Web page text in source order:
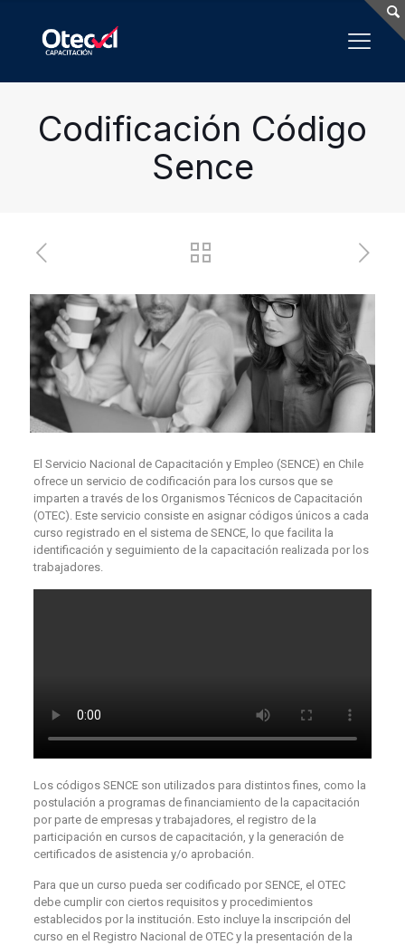
Codificación Código
Sence
El Servicio Nacional de Capacitación y Empleo (SENCE) en Chile
ofrece un servicio de codificación para los cursos que se
imparten a través de los Organismos Técnicos de Capacitación
(OTEC). Este servicio consiste en asignar códigos únicos a cada
curso registrado en el sistema de SENCE, lo que facilita la
identificación y seguimiento de la capacitación realizada por los
trabajadores.
Los códigos SENCE son utilizados para distintos fines, como la
postulación a programas de financiamiento de la capacitación
por parte de empresas y trabajadores, el registro de la
participación en cursos de capacitación, y la generación de
certificados de asistencia y/o aprobación.
Para que un curso pueda ser codificado por SENCE, el OTEC
debe cumplir con ciertos requisitos y procedimientos
establecidos por la institución. Esto incluye la inscripción del
curso en el Registro Nacional de OTEC y la presentación de la